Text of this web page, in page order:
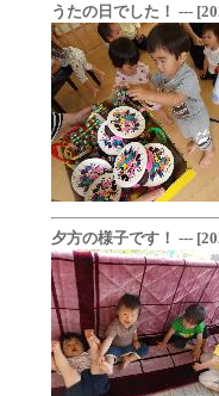
うたの日でした！ ---
夕方の様子です！ ---